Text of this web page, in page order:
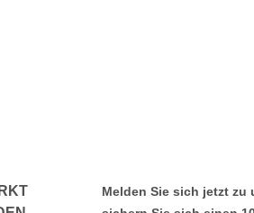
Melden Sie sich jetzt zu